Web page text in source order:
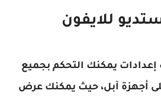
للايفون
إعدادات يمكنك التحكم بجميع
أجهزة آبل، حيث يمكنك عرض